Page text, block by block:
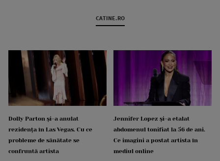
CATINE.RO
Dolly Parton și-a anulat
rezidența în Las Vegas. Cu ce
probleme de sănătate se
confruntă artista
Jennifer Lopez și-a etalat
abdomenul tonifiat la 56 de ani.
Ce imagini a postat artista în
mediul online